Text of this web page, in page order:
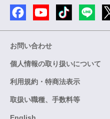
お問い合わせ
個人情報の取り扱いについて
利用規約・特商法表示
取扱い職種、手数料等